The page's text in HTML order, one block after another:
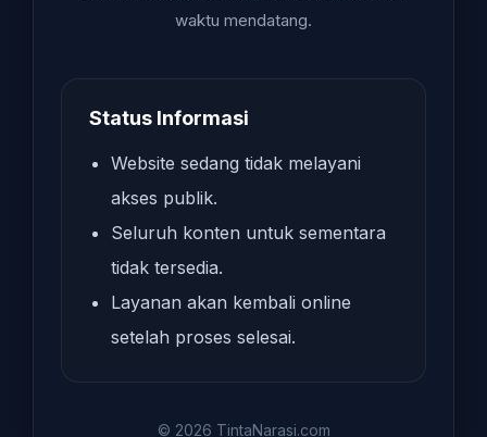
waktu mendatang.
Status Informasi
Website sedang tidak melayani
akses publik.
Seluruh konten untuk sementara
tidak tersedia.
Layanan akan kembali online
setelah proses selesai.
© 2026 TintaNarasi.com